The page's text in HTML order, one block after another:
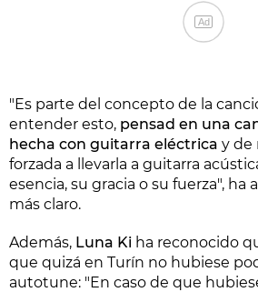
Ad
"Es parte del concepto de la
entender esto, pensad en una
hecha con guitarra eléctrica y de
forzada a llevarla a guitarra
esencia, su gracia o su fuerza", ha
más claro.
Además, Luna Ki ha reconocido
que quizá en Turín no hubiese
autotune: "En caso de que